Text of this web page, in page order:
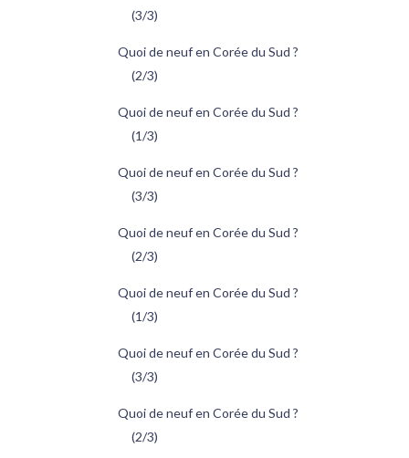
(3/3)
Quoi de neuf en Corée du Sud ?
(2/3)
Quoi de neuf en Corée du Sud ?
(1/3)
Quoi de neuf en Corée du Sud ?
(3/3)
Quoi de neuf en Corée du Sud ?
(2/3)
Quoi de neuf en Corée du Sud ?
(1/3)
Quoi de neuf en Corée du Sud ?
(3/3)
Quoi de neuf en Corée du Sud ?
(2/3)